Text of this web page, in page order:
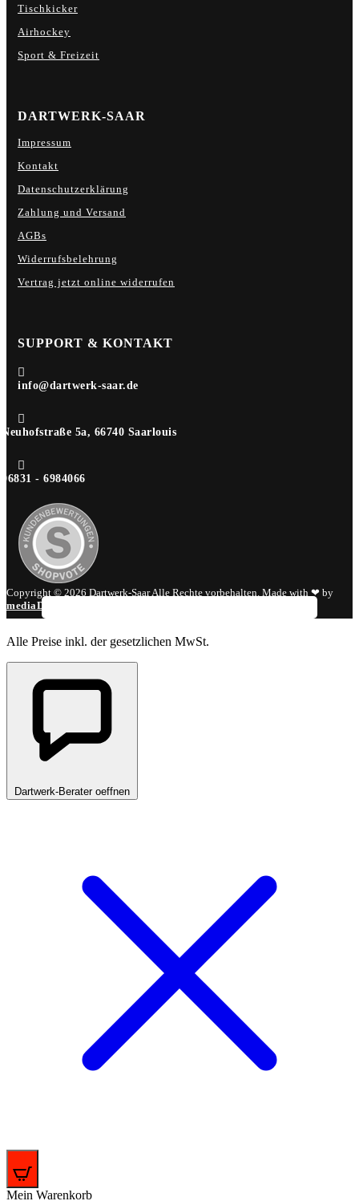
Tischkicker
Airhockey
Sport & Freizeit
DARTWERK-SAAR
Impressum
Kontakt
Datenschutzerklärung
Zahlung und Versand
AGBs
Widerrufsbelehrung
Vertrag jetzt online widerrufen
SUPPORT & KONTAKT

info@dartwerk-saar.de

Neuhofstraße 5a, 66740 Saarlouis

06831 - 6984066
Copyright © 2026 Dartwerk-Saar Alle Rechte vorbehalten. Made with ❤ by
mediaDIV
Alle Preise inkl. der gesetzlichen MwSt.
Dartwerk-Berater oeffnen
Mein Warenkorb